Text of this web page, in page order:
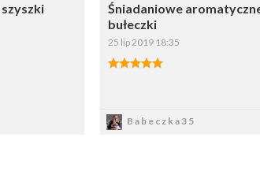
Śniadaniowe
bułeczki
25 lip 2019 18:35
Babeczka35